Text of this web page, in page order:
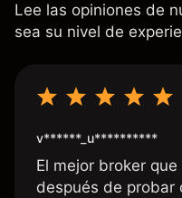
Lee las opiniones de
sea su nivel de
v******_u**********
El mejor broker
después de probar